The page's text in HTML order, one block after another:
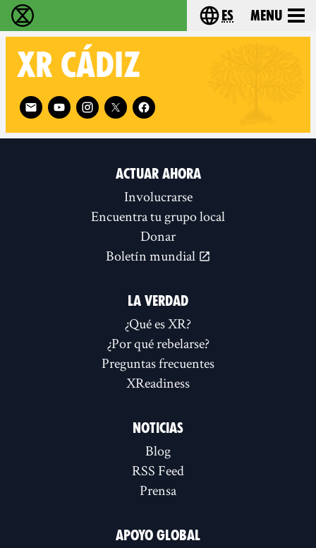
extinction rebellion - Home Choose your
es Menu
XR CÁDIZ
Follow XR Cádiz on
ACTUAR AHORA
Involucrarse
Encuentra tu grupo local
Donar
Boletín mundial
LA VERDAD
¿Qué es XR?
¿Por qué rebelarse?
Preguntas frecuentes
XReadiness
NOTICIAS
Blog
RSS Feed
Prensa
APOYO GLOBAL